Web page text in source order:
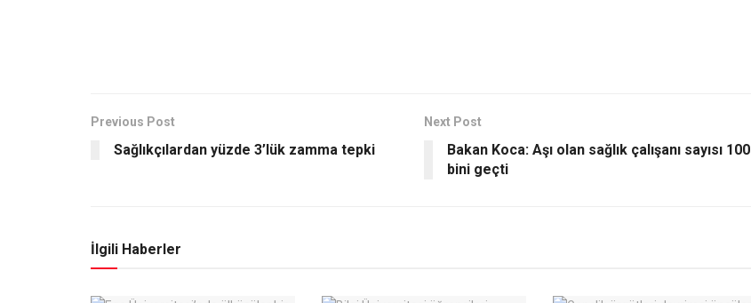
Previous Post
Sağlıkçılardan yüzde 3’lük zamma tepki
Next Post
Bakan Koca: Aşı olan sağlık çalışanı sayısı 100
bini geçti
İlgili Haberler